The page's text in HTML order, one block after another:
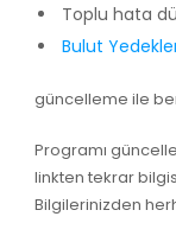
Toplu hata
Bulut
güncelleme ile
Programı
linkten tekrar
Bilgilerinizden